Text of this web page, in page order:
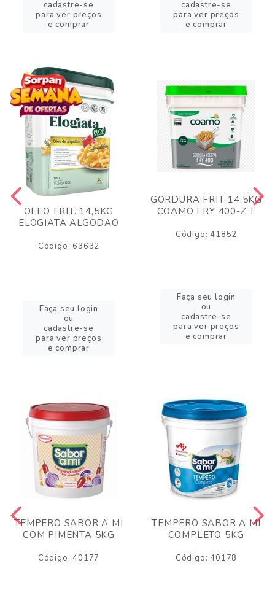
cadastre-se
para ver preços
e comprar
cadastre-se
para ver preços
e comprar
OLEO FRIT. 14,5KG
ELOGIATA ALGODAO
Código: 63632
Faça seu login
ou
cadastre-se
para ver preços
e comprar
GORDURA FRIT-14,5KG
COAMO FRY 400-Z T
Código: 41852
Faça seu login
ou
cadastre-se
para ver preços
e comprar
TEMPERO SABOR A MI
COM PIMENTA 5KG
Código: 40177
TEMPERO SABOR A MI
COMPLETO 5KG
Código: 40178